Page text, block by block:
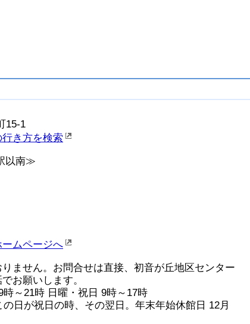
15-1
き方を検索
以南≫
ームページへ
ません。お問合せは直接、初音が丘地区センター
お願いします。
～21時 日曜・祝日 9時～17時
日が祝日の時、その翌日。年末年始休館日 12月